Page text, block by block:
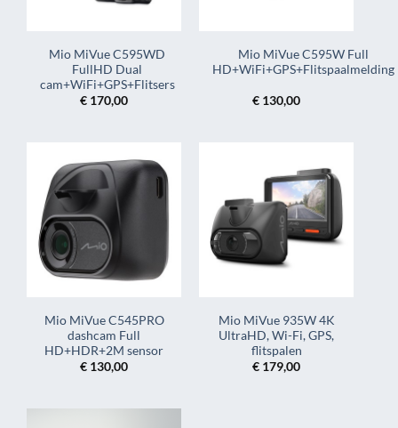
Mio MiVue C595WD
FullHD Dual
cam+WiFi+GPS+Flitsers
€ 170,00
Mio MiVue C595W Full
HD+WiFi+GPS+Flitspaalmelding
€ 130,00
Mio MiVue C545PRO
dashcam Full
HD+HDR+2M sensor
€ 130,00
Mio MiVue 935W 4K
UltraHD, Wi-Fi, GPS,
flitspalen
€ 179,00